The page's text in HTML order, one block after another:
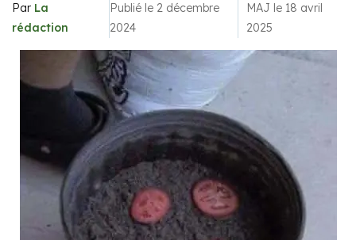
Par La
rédaction
Publié le 2 décembre
2024
MAJ le 18 avril
2025